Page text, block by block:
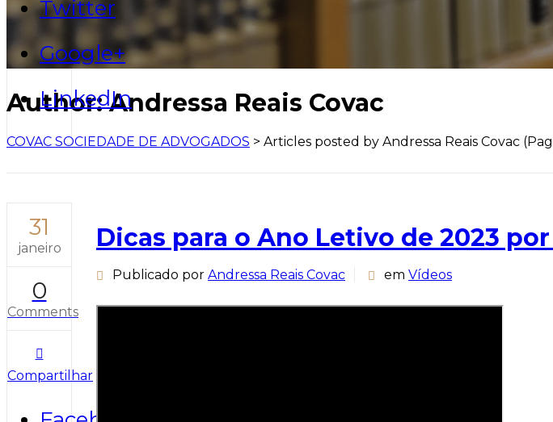
Author: Andressa Reais Covac
COVAC SOCIEDADE DE ADVOGADOS > Articles posted by Andressa Reais Covac
Twitter
Google+
LinkedIn
31
janeiro
0
Comments
Compartilhar
Dicas para o Ano Letivo de 2023
Publicado por Andressa Reais Covac em Vídeos